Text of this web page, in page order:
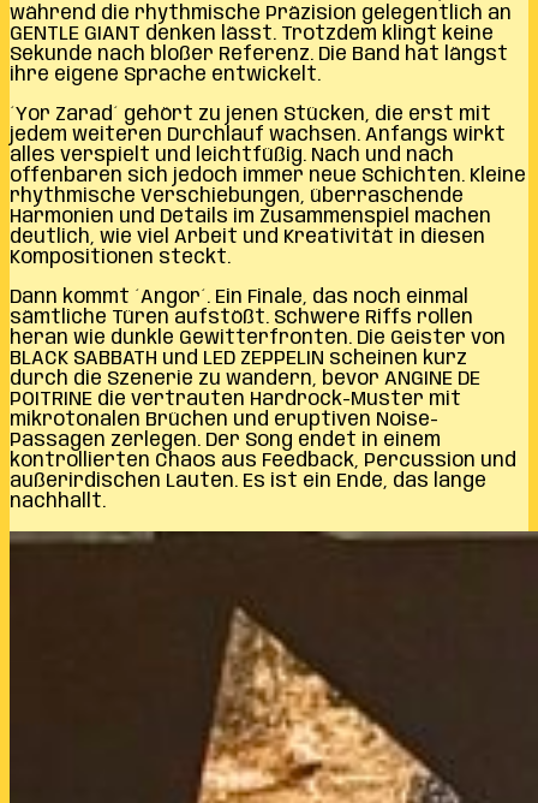
während die rhythmische Präzision gelegentlich an
GENTLE GIANT denken lässt. Trotzdem klingt keine
Sekunde nach bloßer Referenz. Die Band hat längst
ihre eigene Sprache entwickelt.
´Yor Zarad´ gehört zu jenen Stücken, die erst mit
jedem weiteren Durchlauf wachsen. Anfangs wirkt
alles verspielt und leichtfüßig. Nach und nach
offenbaren sich jedoch immer neue Schichten. Kleine
rhythmische Verschiebungen, überraschende
Harmonien und Details im Zusammenspiel machen
deutlich, wie viel Arbeit und Kreativität in diesen
Kompositionen steckt.
Dann kommt ´Angor´. Ein Finale, das noch einmal
sämtliche Türen aufstößt. Schwere Riffs rollen
heran wie dunkle Gewitterfronten. Die Geister von
BLACK SABBATH und LED ZEPPELIN scheinen kurz
durch die Szenerie zu wandern, bevor ANGINE DE
POITRINE die vertrauten Hardrock-Muster mit
mikrotonalen Brüchen und eruptiven Noise-
Passagen zerlegen. Der Song endet in einem
kontrollierten Chaos aus Feedback, Percussion und
außerirdischen Lauten. Es ist ein Ende, das lange
nachhallt.